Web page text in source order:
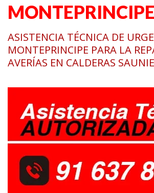
ASISTENCIA TÉCNICA DE
MONTEPRINCIPE PARA LA
AVERÍAS EN CALDERAS